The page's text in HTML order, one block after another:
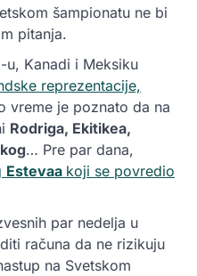
šampionatu ne bi
pitanja.
u, Kanadi i Meksiku
reprezentacije,
vreme je poznato da na
Rodriga, Ekitikea,
… Pre par dana,
Estevaa koji se povredio
par nedelja u
računa da ne rizikuju
na Svetskom